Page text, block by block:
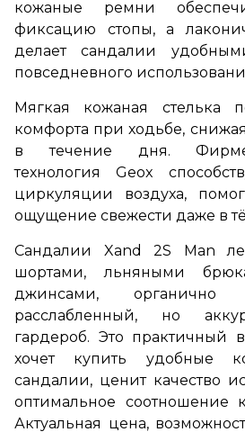
кожаные ремни
фиксацию стопы, а
делает сандалии
повседневного
Мягкая кожаная стелька
комфорта при ходьбе,
в течение дня.
технология Geox
циркуляции воздуха,
ощущение свежести даже в
Сандалии Xand 2S Man
шортами, льняными
джинсами, органично
расслабленный, но
гардероб. Это практичный
хочет купить удобные
сандалии, ценит качество
оптимальное соотношение
Актуальная цена,